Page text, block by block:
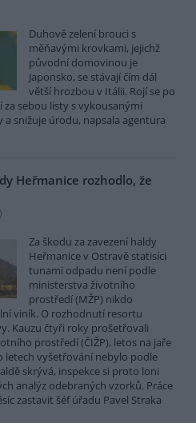
Duhově zelení brouci s
měňavými krovkami, jejichž
původní domovinou je
Japonsko, se stávají čím dál
větší hrozbou v Itálii. Rojí se po
za sebou listy s vykousanými
snižuje úrodu, napsala agentura
Heřmanice rozhodlo, že
)
Za škodu za zavezení haldy
Heřmanice v Ostravě statisíci
tunami odpadu není podle
ministerstva životního
prostředí (MŽP) nikdo
viník. O rozhodnutí resortu
Kauzu čtyři roky prošetřovali
prostředí (ČIŽP), letos na jaře
letech vyšetřování nebylo podle
skrývá, inspekce si proto loni
analýz odebraných vzorků. Práce
zastavit šéf úřadu Pavel Straka